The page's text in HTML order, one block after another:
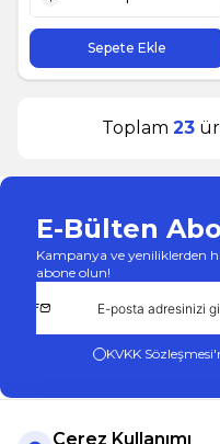
1 Adet
Sepete Ekle
Toplam 23
E-Bülten
Kampanya ve yeniliklerden
abone olun!
KVKK
Çerez Kullanımı